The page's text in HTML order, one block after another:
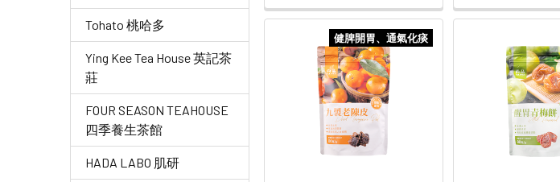
Tohato 桃哈多
Ying Kee Tea House 英記茶
莊
FOUR SEASON TEAHOUSE
四季養生茶館
HADA LABO 肌研
健脾開胃、通氣化痰